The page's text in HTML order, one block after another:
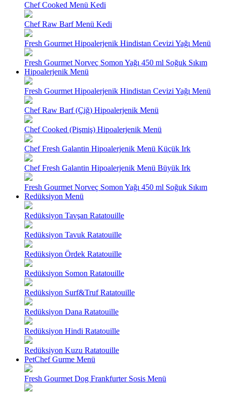
Chef Cooked Menü Kedi
Chef Raw Barf Menü Kedi
Fresh Gourmet Hipoalerjenik Hindistan Cevizi Yağı Menü
Fresh Gourmet Norveç Somon Yağı 450 ml Soğuk Sıkım
Hipoalerjenik Menü
Fresh Gourmet Hipoalerjenik Hindistan Cevizi Yağı Menü
Chef Raw Barf (Çiğ) Hipoalerjenik Menü
Chef Cooked (Pişmiş) Hipoalerjenik Menü
Chef Fresh Galantin Hipoalerjenik Menü Küçük Irk
Chef Fresh Galantin Hipoalerjenik Menü Büyük Irk
Fresh Gourmet Norveç Somon Yağı 450 ml Soğuk Sıkım
Redüksiyon Menü
Redüksiyon Tavşan Ratatouille
Redüksiyon Tavuk Ratatouille
Redüksiyon Ördek Ratatouille
Redüksiyon Somon Ratatouille
Redüksiyon Surf&Truf Ratatouille
Redüksiyon Dana Ratatouille
Redüksiyon Hindi Ratatouille
Redüksiyon Kuzu Ratatouille
PetChef Gurme Menü
Fresh Gourmet Dog Frankfurter Sosis Menü